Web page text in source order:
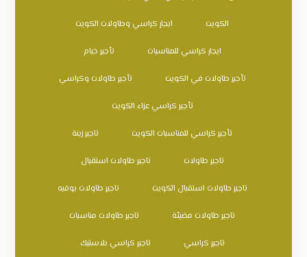
الكويت ايجار كراسي وطاولات الكويت
ايجار كراسي للمناسبات تأجير خيام
تأجير طاولات في الكويت تأجير طاولات وكراسي
تأجير كراسي عزاء الكويت
تأجير كراسي للمناسبات الكويت تاجير زينة
تاجير طاولات تاجير طاولات استقبال
تاجير طاولات استقبال الكويت تاجير طاولات بوفيه
تاجير طاولات مضيئة تاجير طاولات مناسبات
تاجير كراسي تاجير كراسي بلاستيك